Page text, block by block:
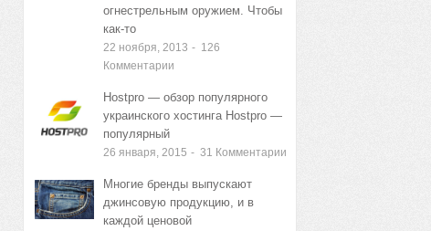
огнестрельным оружием. Чтобы
как-то
22 ноября, 2013 - 126
Комментарии
Hostpro — обзор популярного
украинского хостинга Hostpro —
популярный
26 января, 2015 - 31 Комментарии
Многие бренды выпускают
джинсовую продукцию, и в
каждой ценовой